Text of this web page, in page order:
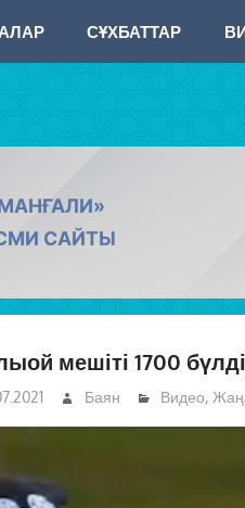
СҰХБАТТАР
САЙТЫ
мешіті 1700
Баян Видео,